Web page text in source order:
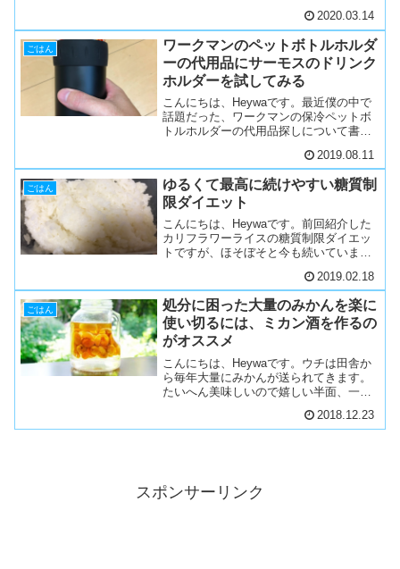
の切り分け方がすごい。普通に思いつか
なかった。これはでっかいトングとか使
えば良さそうですかね。u...
2020.03.14
ごはん
ワークマンのペットボトルホルダ
ーの代用品にサーモスのドリンク
ホルダーを試してみる
こんにちは、Heywaです。最近僕の中で
話題だった、ワークマンの保冷ペットボ
トルホルダーの代用品探しについて書い
の参考になれば幸いです。ワークマンの
真空保冷ボトルホルダーが欲しいこのツ
イートを見てから、ワ...
2019.08.11
ごはん
ゆるくて最高に続けやすい糖質制
限ダイエット
こんにちは、Heywaです。前回紹介した
カリフラワーライスの糖質制限ダイエッ
トですが、ほそぼそと今も続いていま
トが細くなった気がします。続いている
理由は、アイキャッチにもしているこの
写真を見てもらえればわ...
2019.02.18
ごはん
処分に困った大量のみかんを楽に
使い切るには、ミカン酒を作るの
がオススメ
こんにちは、Heywaです。ウチは田舎か
ら毎年大量にみかんが送られてきます。
たいへん美味しいので嬉しい半面、一人
うこともしばしばでした。もったいない
な、と思って考えた対策が、「みかん酒
2018.12.23
スポンサーリンク